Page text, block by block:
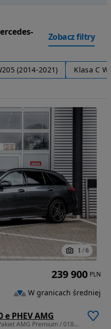
Zobacz filtry
(2014-2021) Klasa C
1 / 6
PHEV AMG
1999 cm3 • 313 KM • C 300e PHEV / Pakiet AMG Premium / 01898 / DDB Auto
239 900 PLN
W granicach średniej